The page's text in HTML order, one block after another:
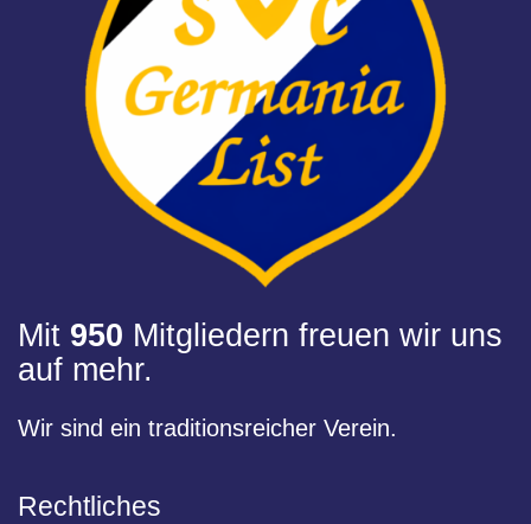
Mit 950 Mitgliedern freuen wir uns
auf mehr.
Wir sind ein traditionsreicher Verein.
Rechtliches